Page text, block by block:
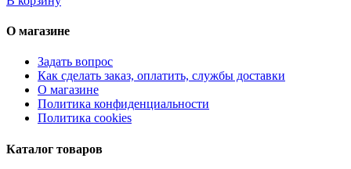
О магазине
Задать вопрос
Как сделать заказ, оплатить, службы доставки
О магазине
Политика конфиденциальности
Политика cookies
Каталог товаров